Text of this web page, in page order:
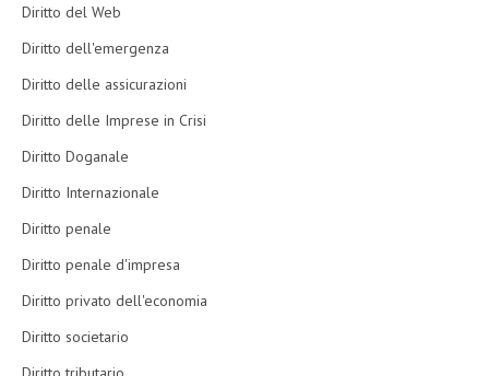
Diritto del Web
Diritto dell'emergenza
Diritto delle assicurazioni
Diritto delle Imprese in Crisi
Diritto Doganale
Diritto Internazionale
Diritto penale
Diritto penale d'impresa
Diritto privato dell'economia
Diritto societario